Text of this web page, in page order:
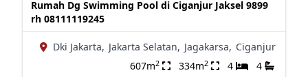
Rumah Dg Swimming Pool di Ciganjur Jaksel 9899
rh 08111119245
Dki Jakarta, Jakarta Selatan, Jagakarsa, Ciganjur
607m2 334m2 4 4